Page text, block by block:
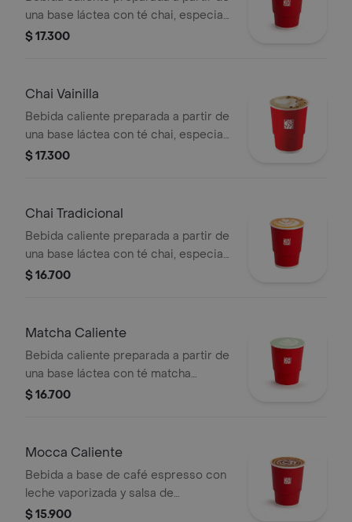
una base láctea con té chai, especias,
sabor de manzana-canela y endulzado
$ 17.300
Chai Vainilla
Bebida caliente preparada a partir de
una base láctea con té chai, especias,
sabor de vainilla, endulzado con miel y
$ 17.300
Chai Tradicional
Bebida caliente preparada a partir de
una base láctea con té chai, especias
y endulzado con miel.
$ 16.700
Matcha Caliente
Bebida caliente preparada a partir de
una base láctea con té matcha
previamente endulzada.
$ 16.700
Mocca Caliente
Bebida a base de café espresso con
leche vaporizada y salsa de
chocolate.
$ 15.900